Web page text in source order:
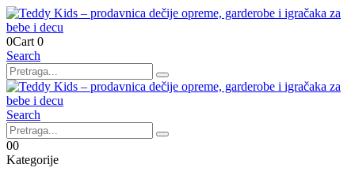
0Cart 0
Search
Search
00
Kategorije